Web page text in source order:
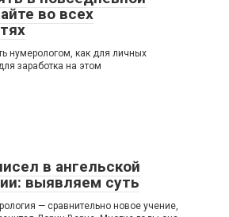
во всех
нумерологом, как для личных
заработка на этом
в ангельской
выявляем суть
— сравнительно новое учение,